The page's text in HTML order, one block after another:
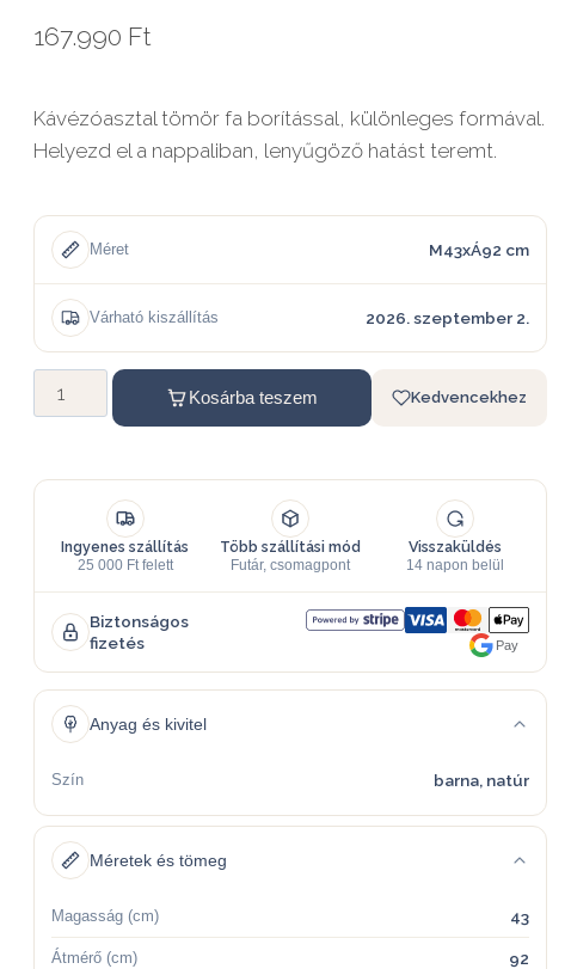
167.990 Ft
Kávézóasztal tömör fa borítással, különleges formával.
Helyezd el a nappaliban, lenyűgöző hatást teremt.
Méret M43xÁ92 cm
Várható kiszállítás 2026. szeptember 2.
Kosárba teszem Kedvencekhez
Ingyenes szállítás
25 000 Ft felett
Több szállítási mód
Futár, csomagpont
Visszaküldés
14 napon belül
Biztonságos
fizetés
Pay
Anyag és kivitel
Szín barna, natúr
Méretek és tömeg
Magasság (cm) 43
Átmérő (cm) 92